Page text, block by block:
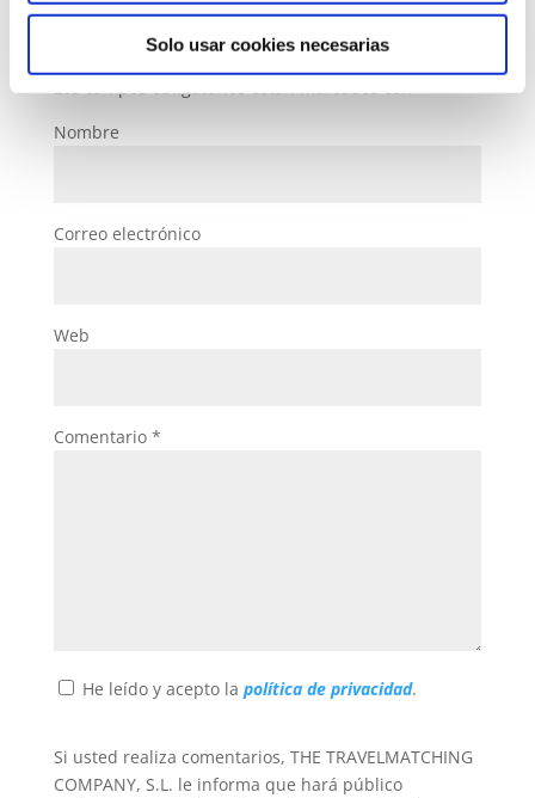
Solo usar cookies necesarias
Enviar comentario
Nombre
Correo electrónico
Web
Comentario *
He leído y acepto la política de privacidad.
Si usted realiza comentarios, THE TRAVELMATCHING
COMPANY, S.L. le informa que hará público